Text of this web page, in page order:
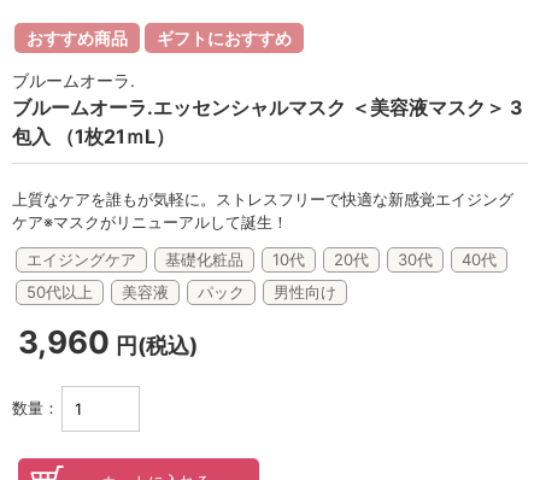
セロトニン
オンラインレッスンチケット
Lifest.(ライフェスト）
おすすめ商品 ギフトにおすすめ
ブルームオーラ.
ブルームオーラ.エッセンシャルマスク ＜美容液マスク＞ 3
包入 （1枚21ｍL）
上質なケアを誰もが気軽に。ストレスフリーで快適な新感覚エイジング
ケア※マスクがリニューアルして誕生！
エイジングケア
基礎化粧品 10代 20代 30代
40代
50代以上
美容液 パック 男性向け
3,960 円(税込)
数量：